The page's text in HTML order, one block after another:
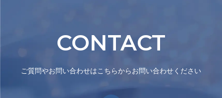
CONTACT
ご質問やお問い合わせはこちらからお問い合わせください